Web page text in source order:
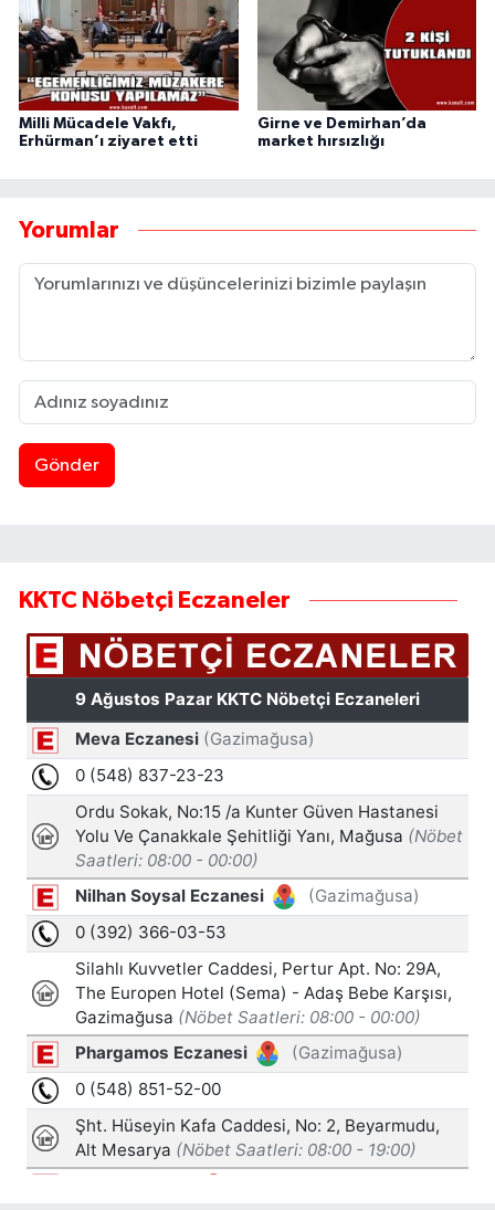
Milli Mücadele Vakfı,
Erhürman’ı ziyaret etti
Girne ve Demirhan’da
market hırsızlığı
Yorumlar
Gönder
KKTC Nöbetçi Eczaneler